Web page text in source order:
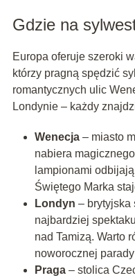
Gdzie na
Europa oferuje szeroki
którzy pragną spędzić
romantycznych ulic
Londynie – każdy
Wenecja– miasto
nabiera
lampionami
Świętego Marka
Londyn – brytyjska
najbardziej
nad Tamizą. Warto
noworocznej
Praga– stolica